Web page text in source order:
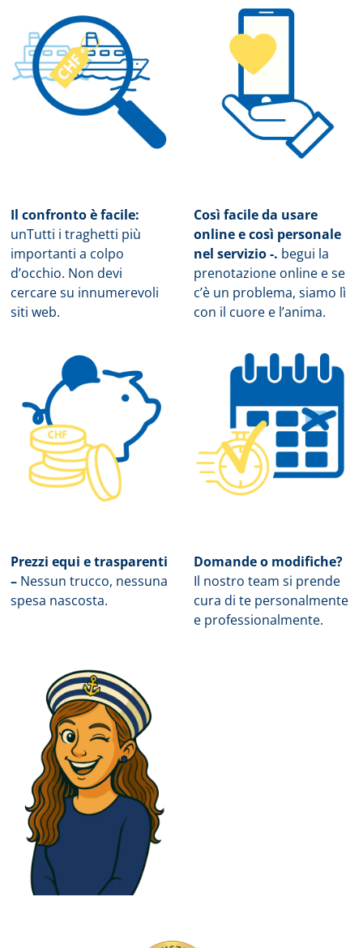
Il confronto è facile:
unTutti i traghetti più
importanti a colpo
d’occhio. Non devi
cercare su innumerevoli
siti web.
Così facile da usare
online e così personale
nel servizio -. begui la
prenotazione online e se
c’è un problema, siamo lì
con il cuore e l’anima.
Prezzi equi e trasparenti
– Nessun trucco, nessuna
spesa nascosta.
Domande o modifiche?
Il nostro team si prende
cura di te personalmente
e professionalmente.